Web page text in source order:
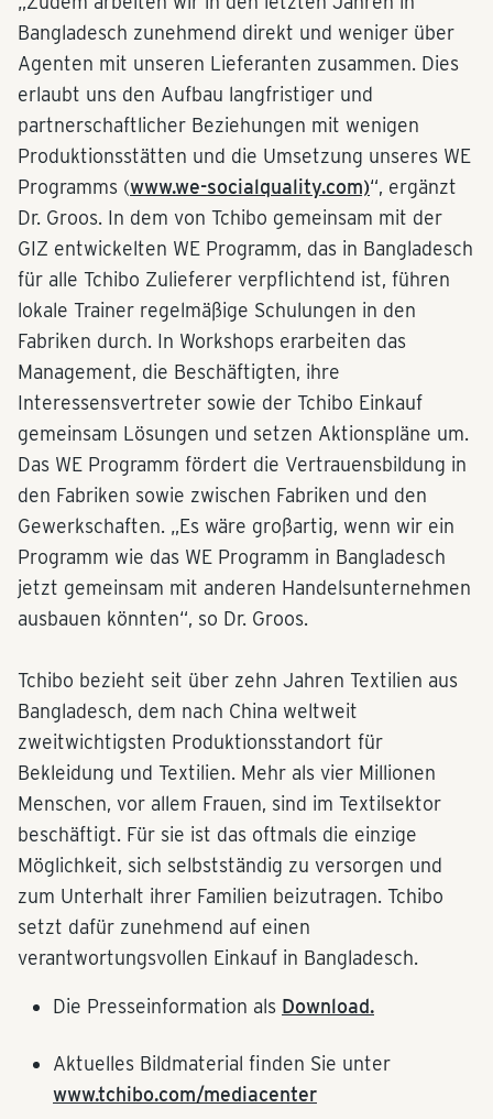
Bangladesch zunehmend direkt und weniger über
Agenten mit unseren Lieferanten zusammen. Dies
erlaubt uns den Aufbau langfristiger und
partnerschaftlicher Beziehungen mit wenigen
Produktionsstätten und die Umsetzung unseres WE
Programms (www.we-socialquality.com)“, ergänzt
Dr. Groos. In dem von Tchibo gemeinsam mit der
GIZ entwickelten WE Programm, das in Bangladesch
für alle Tchibo Zulieferer verpflichtend ist, führen
lokale Trainer regelmäßige Schulungen in den
Fabriken durch. In Workshops erarbeiten das
Management, die Beschäftigten, ihre
Interessensvertreter sowie der Tchibo Einkauf
gemeinsam Lösungen und setzen Aktionspläne um.
Das WE Programm fördert die Vertrauensbildung in
den Fabriken sowie zwischen Fabriken und den
Gewerkschaften. „Es wäre großartig, wenn wir ein
Programm wie das WE Programm in Bangladesch
jetzt gemeinsam mit anderen Handelsunternehmen
ausbauen könnten“, so Dr. Groos.
Tchibo bezieht seit über zehn Jahren Textilien aus
Bangladesch, dem nach China weltweit
zweitwichtigsten Produktionsstandort für
Bekleidung und Textilien. Mehr als vier Millionen
Menschen, vor allem Frauen, sind im Textilsektor
beschäftigt. Für sie ist das oftmals die einzige
Möglichkeit, sich selbstständig zu versorgen und
zum Unterhalt ihrer Familien beizutragen. Tchibo
setzt dafür zunehmend auf einen
verantwortungsvollen Einkauf in Bangladesch.
Die Presseinformation als Download.
Aktuelles Bildmaterial finden Sie unter
www.tchibo.com/mediacenter